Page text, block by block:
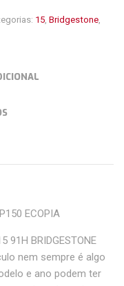
15, Bridgestone,
ECOPIA
91H BRIDGESTONE
nem sempre é algo
e ano podem ter